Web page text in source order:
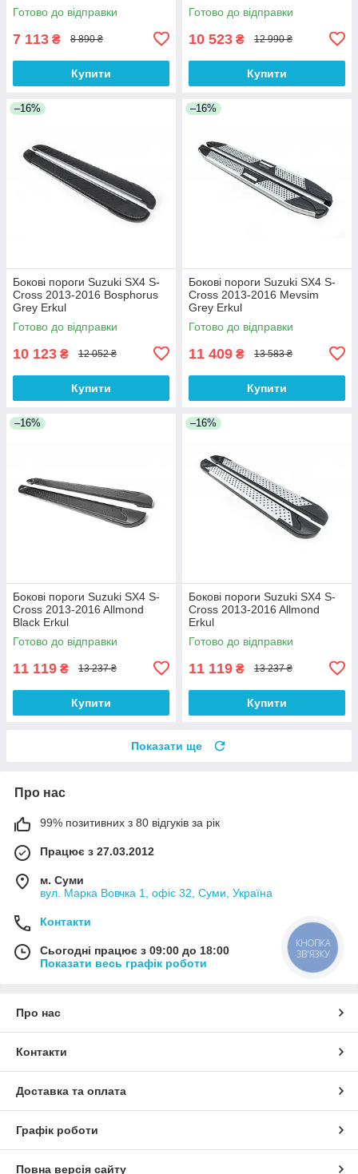
Готово до відправки
7 113 ₴ 8 890 ₴
Купити
Готово до відправки
10 523 ₴ 12 990 ₴
Купити
–16%
Бокові пороги Suzuki SX4 S-
Cross 2013-2016 Bosphorus
Grey Erkul
Готово до відправки
10 123 ₴ 12 052 ₴
Купити
–16%
Бокові пороги Suzuki SX4 S-
Cross 2013-2016 Mevsim
Grey Erkul
Готово до відправки
11 409 ₴ 13 583 ₴
Купити
–16%
Бокові пороги Suzuki SX4 S-
Cross 2013-2016 Allmond
Black Erkul
Готово до відправки
11 119 ₴ 13 237 ₴
Купити
–16%
Бокові пороги Suzuki SX4 S-
Cross 2013-2016 Allmond
Erkul
Готово до відправки
11 119 ₴ 13 237 ₴
Купити
Показати ще
Про нас
99% позитивних з 80 відгуків за рік
Працює з 27.03.2012
м. Суми
вул. Марка Вовчка 1, офіс 32, Суми, Україна
Контакти
Сьогодні працює з 09:00 до 18:00
Показати весь графік роботи
Про нас
Контакти
Доставка та оплата
Графік роботи
Повна версія сайту
КНОПКА
ЗВ'ЯЗКУ